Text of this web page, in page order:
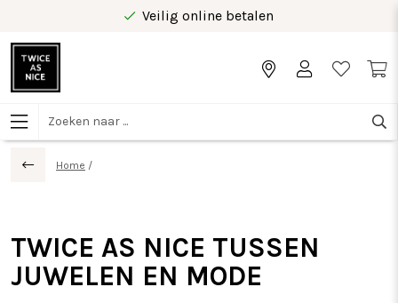
Veilig online betalen
Home /
TWICE AS NICE TUSSEN
JUWELEN EN MODE